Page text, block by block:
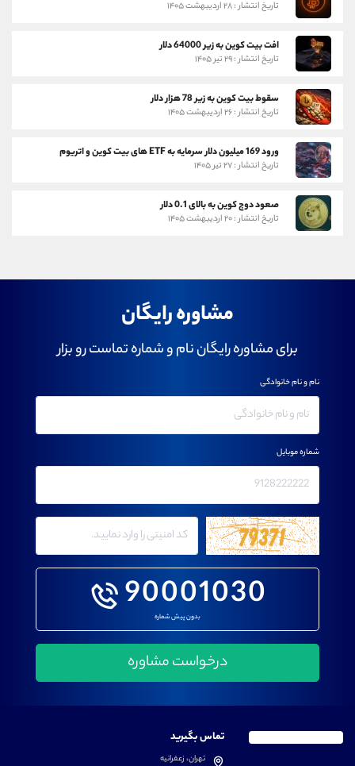
تاریخ انتشار : ۲۸ اردیبهشت ۱۴۰۵
افت بیت کوین به زیر 64000 دلار
تاریخ انتشار : ۲۹ تیر ۱۴۰۵
سقوط بیت کوین به زیر 78 هزار دلار
تاریخ انتشار : ۲۶ اردیبهشت ۱۴۰۵
ورود 169 میلیون دلار سرمایه به ETF های بیت کوین و اتریوم
تاریخ انتشار : ۲۷ تیر ۱۴۰۵
صعود دوج کوین به بالای 0.1 دلار
تاریخ انتشار : ۲۰ اردیبهشت ۱۴۰۵
مشاوره رایگان
برای مشاوره رایگان نام و شماره تماست رو بزار
90001030
بدون پیش شماره
نام و نام خانوادگی
شماره موبایل
تماس بگیرید
تهران، زعفرانیه